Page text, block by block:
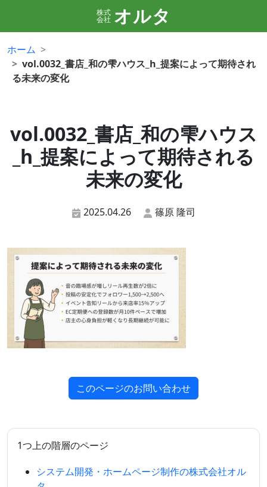
株式
会社 オルタ
ホーム
vol.0032_書店_和の雫ハウス_h_提案によって期待され
る未来の変化
vol.0032_書店_和の雫ハウス
_h_提案によって期待される
未来の変化
2025.04.26 篠原 隆司
このページのお問い合わせ
1つ上の階層のページ
システム開発・ホームページ制作の株式会社オル